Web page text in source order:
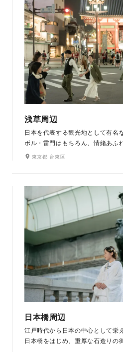
浅草周辺
日本を代表する観光地として有名
ボル・雷門はもちろん、情緒あふ
通り、スカイツリーを望む隅田川
ます。
東京都 台東区
日本橋周辺
江戸時代から日本の中心として栄
日本橋をはじめ、重厚な石造りの